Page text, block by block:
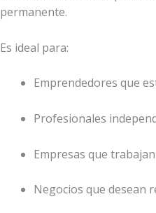
permanente.
Es ideal para:
Emprendedores que
Profesionales
Empresas que
Negocios que desean